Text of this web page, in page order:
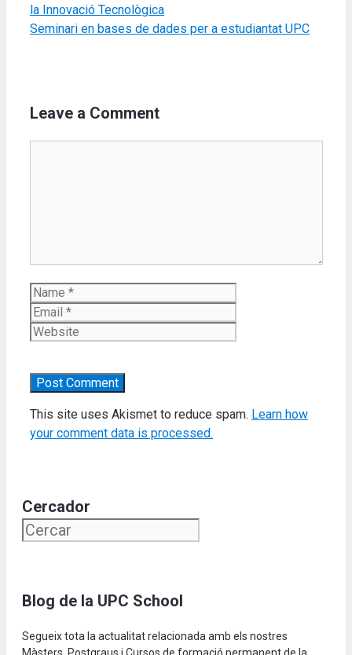
la Innovació Tecnològica
Seminari en bases de dades per a estudiantat UPC
Leave a Comment
Name
This site uses Akismet to reduce spam. Learn how
your comment data is processed.
Cercador
Blog de la UPC School
Segueix tota la actualitat relacionada amb els nostres